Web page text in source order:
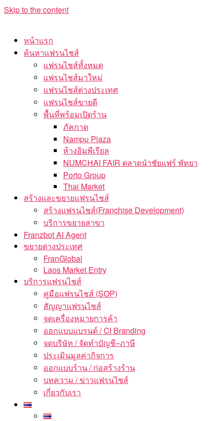
Skip to the content
หน้าแรก
ค้นหาแฟรนไชส์
แฟรนไชส์ทั้งหมด
แฟรนไชส์มาใหม่
แฟรนไชส์ต่างประเทศ
แฟรนไชส์ขายดี
พื้นที่พร้อมเปิดร้าน
ภัคกาด
Nampu Plaza
ห้างอิมพีเรียล
NUMCHAI FAIR ตลาดนำชัยแฟร์ พัทยา
Porto Group
Thai Market
สร้างและขยายแฟรนไชส์
สร้างแฟรนไชส์(Franchise Development)
บริการขยายสาขา
Franzbot AI Agent
ขยายต่างประเทศ
FranGlobal
Laos Market Entry
บริการแฟรนไชส์
คู่มือแฟรนไชส์ (SOP)
สัญญาแฟรนไชส์
จดเครื่องหมายการค้า
ออกแบบแบรนด์ / CI Branding
จดบริษัท / จัดทำบัญชี–ภาษี
ประเมินมูลค่ากิจการ
ออกแบบร้าน / ก่อสร้างร้าน
บทความ / ข่าวแฟรนไชส์
เกี่ยวกับเรา